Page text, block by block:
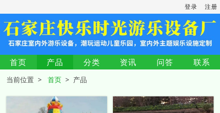
登录 注册
首页 产品 分类 资讯 问答 联系
当前位置 >首页 > 产品